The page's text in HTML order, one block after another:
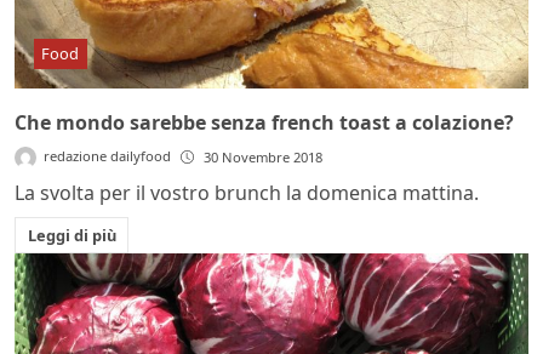
Food
Che mondo sarebbe senza french toast a colazione?
redazione dailyfood 30 Novembre 2018
La svolta per il vostro brunch la domenica mattina.
Leggi di più